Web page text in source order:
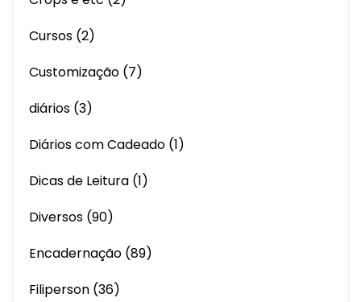
Cursos (2)
Customização (7)
diários (3)
Diários com Cadeado (1)
Dicas de Leitura (1)
Diversos (90)
Encadernação (89)
Filiperson (36)